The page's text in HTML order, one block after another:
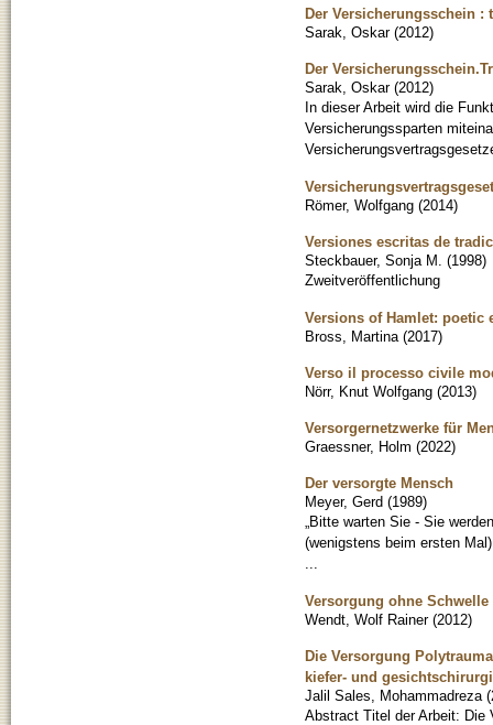
Der Versicherungsschein
Sarak, Oskar (2012)
Der
Sarak, Oskar (2012)
In dieser Arbeit wird die
Versicherungssparten
Römer, Wolfgang (2014)
Versiones escritas de
Steckbauer, Sonja M. (1998)
Zweitveröffentlichung
Versions of Hamlet: poetic
Bross, Martina (2017)
Verso il processo civile
Nörr, Knut Wolfgang (2013)
Versorgernetzwerke für
Graessner, Holm (2022)
Der versorgte Mensch
Meyer, Gerd (1989)
„Bitte warten Sie - Sie
(wenigstens beim ersten
Versorgung ohne
Wendt, Wolf Rainer (2012)
Die Versorgung
kiefer- und
Jalil Sales, Mohammadreza (
Abstract Titel der Arbeit: Die